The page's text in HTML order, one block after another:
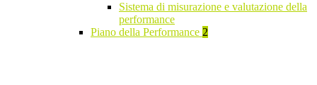
Sistema di misurazione e valutazione della
performance
Piano della Performance 2